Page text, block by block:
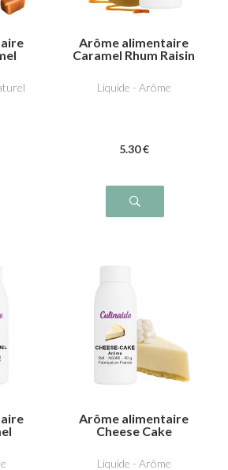
Arôme alimentaire
Caramel Rhum Raisin
Liquide - Arôme
5.30 €
Arôme alimentaire
Cheese Cake
Liquide - Arôme